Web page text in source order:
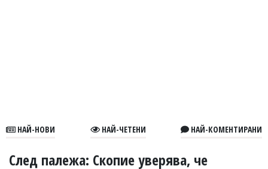
В
НАЙ-НОВИ НАЙ-ЧЕТЕНИ НАЙ-КОМЕНТИРАНИ
След палежа: Скопие уверява, че